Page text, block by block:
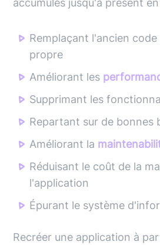
accumulés jusqu'à présent
Remplaçant l'ancien
propre
Améliorant les
Supprimant les
Repartant sur de bonnes
Améliorant la
Réduisant le coût de la
l'application
Épurant le système
Recréer une application à